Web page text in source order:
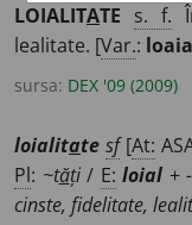
LOIALITATE s. f.
lealitate. [Var.:
sursa: DEX '09 (2009)
loialitate sf[At:
Pl: ~tăți/ E: loial +
cinste, fidelitate,